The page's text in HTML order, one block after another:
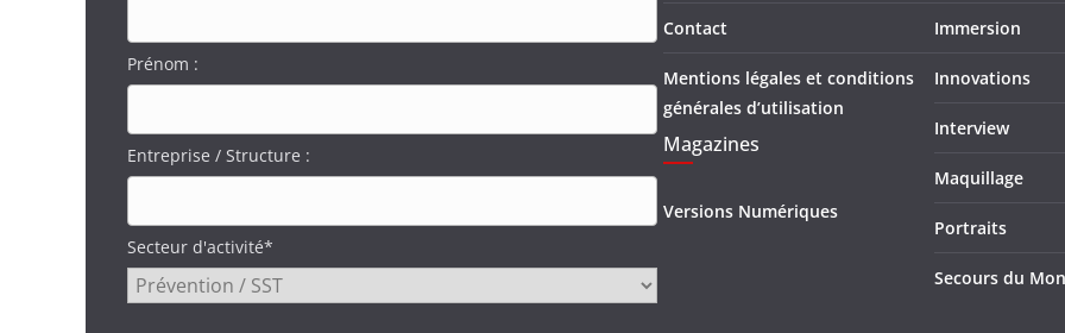
Prénom :
Entreprise / Structure :
Secteur d'activité*
Contact
Mentions légales et conditions
générales d’utilisation
Magazines
Versions Numériques
Immersion
Innovations
Interview
Maquillage
Portraits
Secours du